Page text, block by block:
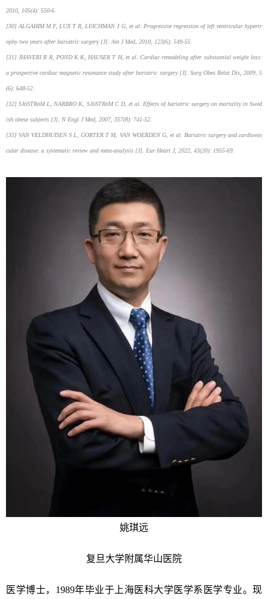
2010, 105(4): 550-6.
[30] ALGAHIM M F, LUX T R, LEICHMAN J G, et al. Progressive regression of left ventricular hypertr
ophy two years after bariatric surgery [J]. Am J Med, 2010, 123(6): 549-55.
[31] JHAVERI R R, POND K K, HAUSER T H, et al. Cardiac remodeling after substantial weight loss:
a prospective cardiac magnetic resonance study after bariatric surgery [J]. Surg Obes Relat Dis, 2009, 5
(6): 648-52.
[32] SJöSTRöM L, NARBRO K, SJöSTRöM C D, et al. Effects of bariatric surgery on mortality in Swed
ish obese subjects [J]. N Engl J Med, 2007, 357(8): 741-52.
[33] VAN VELDHUISEN S L, GORTER T M, VAN WOERDEN G, et al. Bariatric surgery and cardiovas
cular disease: a systematic review and meta-analysis [J]. Eur Heart J, 2022, 43(20): 1955-69.
姚琪远
复旦大学附属华山医院
医学博士，1989年毕业于上海医科大学医学系医学专业。现